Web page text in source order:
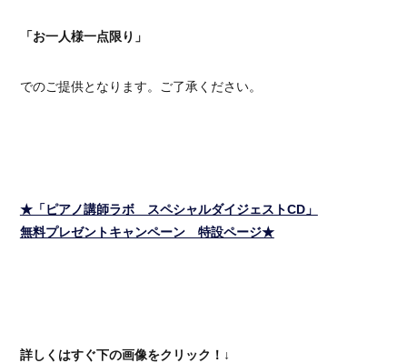
「お一人様一点限り」
でのご提供となります。ご了承ください。
★「ピアノ講師ラボ スペシャルダイジェストCD」
無料プレゼントキャンペーン 特設ページ★
詳しくはすぐ下の画像をクリック！↓